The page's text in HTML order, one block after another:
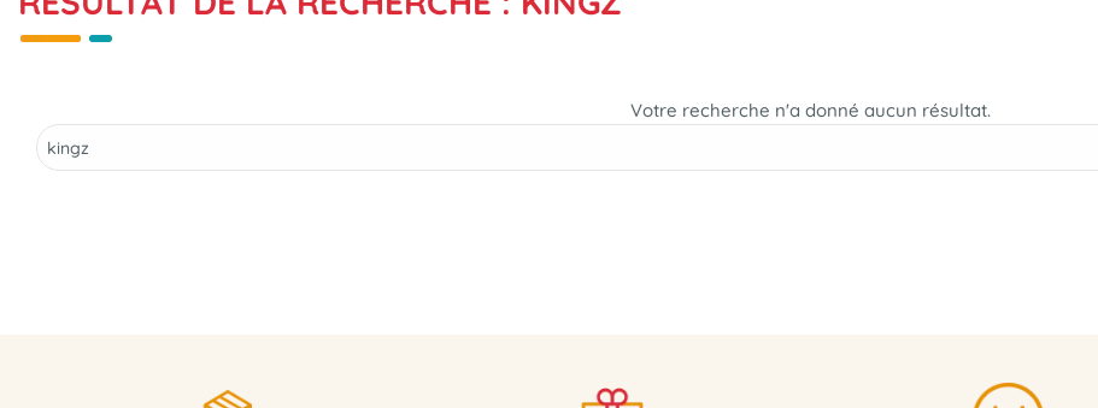
Votre recherche n'a donné aucun résultat.